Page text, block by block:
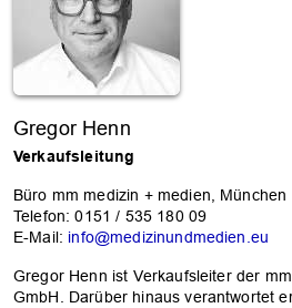
Gregor Henn
Verkaufsleitung
Büro mm medizin + medien, München
Telefon: 0151 / 535 180 09
E-Mail: info@medizinundmedien.eu
Gregor Henn ist Verkaufsleiter der
GmbH. Darüber hinaus verantwortet